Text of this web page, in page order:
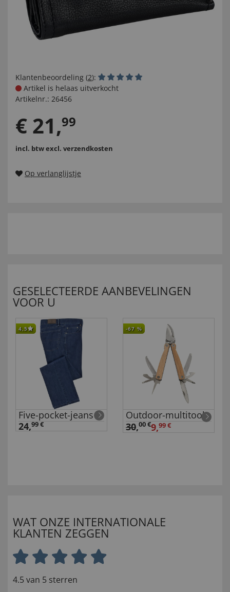
Klantenbeoordeling (2):
Artikel is helaas uitverkocht
Artikelnr.: 26456
€ 21,99
incl. btwexcl. verzendkosten
Op verlanglijstje
GESELECTEERDE AANBEVELINGEN
VOOR U
4,5
Five-pocket-jeans
24,99 €
-67 %
Outdoor-multitool
30,00 €9,99 €
WAT ONZE INTERNATIONALE
KLANTEN ZEGGEN
4.5 van 5 sterren